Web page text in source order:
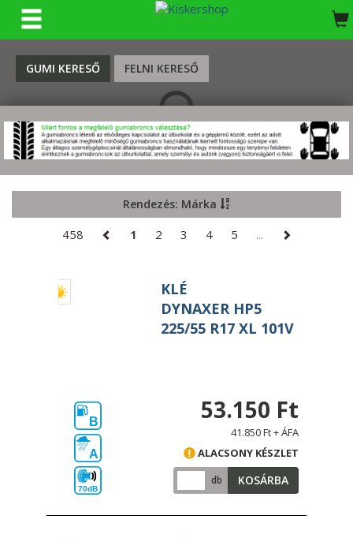
GUMI KERESŐ FELNI KERESŐ
Rendezés: Márka
458 1 2 3 4 5 ...
KLÉ
DYNAXER HP5
225/55 R17 XL 101V
B
A
70dB
53.150 Ft
41.850 Ft + ÁFA
ALACSONY KÉSZLET
db KOSÁRBA